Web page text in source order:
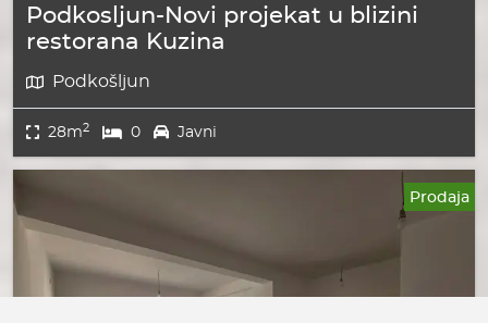
Podkosljun-Novi projekat u blizini
restorana Kuzina
Podkošljun
28m2 0 Javni
Prodaja